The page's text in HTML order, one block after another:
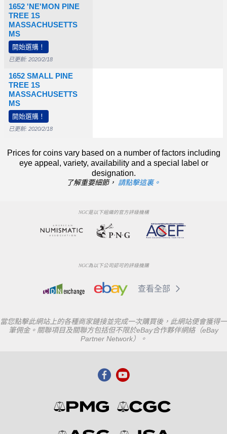
1652 'NE'MON PINE
TREE 1S
MASSACHUSETTS
MS
開始選購！
已更新: 2020/2/18
1652 SMALL PINE
TREE 1S
MASSACHUSETTS
MS
開始選購！
已更新: 2020/2/18
$75,000
Prices for coins vary based on a number of factors including
eye appeal, variety, availability and a special label or
designation.
了解重要細節， 請點擊這裏。
NGC是以下組織的官方評級機構
NGC為以下公司認可的評級機購
查看全部
當您點擊此網站上的各種商家鏈接並完成一次購買後，此網站便會獲得一
筆佣金。關聯項目及關聯方包括但不限於eBay合作夥伴網絡（eBay
Partner Network）。